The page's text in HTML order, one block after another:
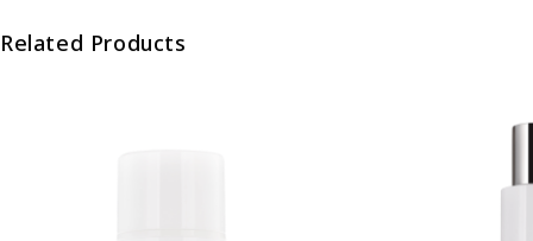
Related Products